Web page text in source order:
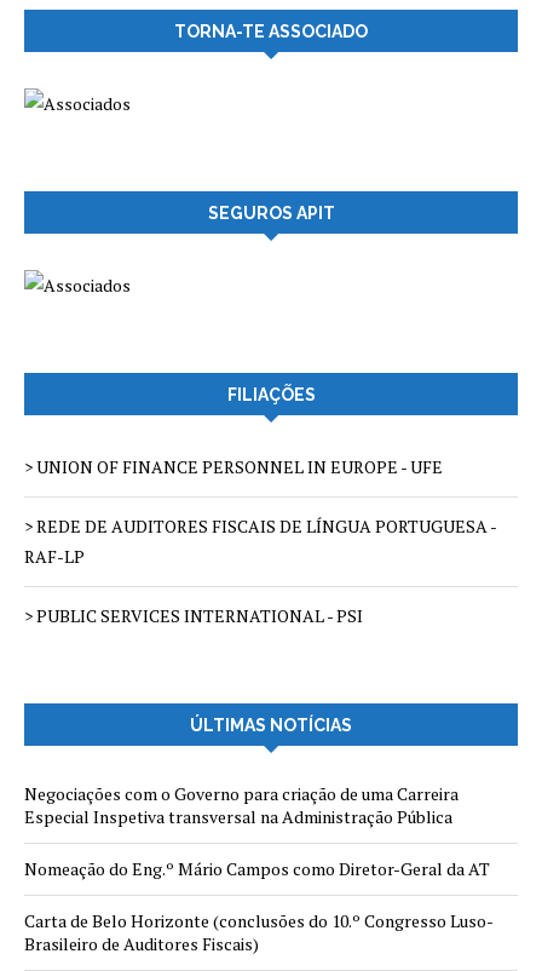
TORNA-TE ASSOCIADO
SEGUROS APIT
FILIAÇÕES
> UNION OF FINANCE PERSONNEL IN EUROPE - UFE
> REDE DE AUDITORES FISCAIS DE LÍNGUA PORTUGUESA -
RAF-LP
> PUBLIC SERVICES INTERNATIONAL - PSI
ÚLTIMAS NOTÍCIAS
Negociações com o Governo para criação de uma Carreira
Especial Inspetiva transversal na Administração Pública
Nomeação do Eng.º Mário Campos como Diretor-Geral da AT
Carta de Belo Horizonte (conclusões do 10.º Congresso Luso-
Brasileiro de Auditores Fiscais)